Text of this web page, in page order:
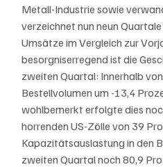
Metall-Industrie sowie
verzeichnet nun neun
Umsätze im Vergleich zur
besorgniserregend ist die
zweiten Quartal: Innerhalb
Bestellvolumen um -13,4
wohlbemerkt erfolgte dies
horrenden US-Zölle von 39
Kapazitätsauslastung in den
zweiten Quartal noch 80,9